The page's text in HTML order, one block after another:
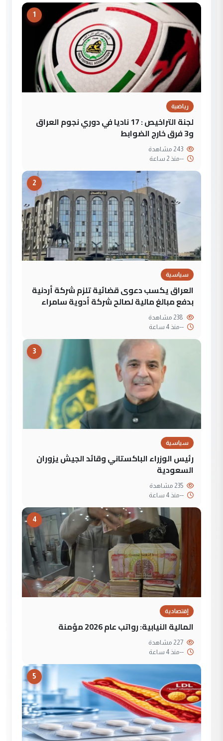
1
رياضية
لجنة التراخيص : 17 ناديا في دوري نجوم العراق
و3 فرق خارج الضوابط
--منذ 2 ساعة
2
سياسية
العراق يكسب دعوى قضائية تلزم شركة أردنية
بدفع مبالغ مالية لصالح شركة أدوية سامراء
--منذ 4 ساعة
3
سياسية
رئيس الوزراء الباكستاني وقائد الجيش يزوران
السعودية
--منذ 4 ساعة
4
إقتصادية
المالية النيابية: رواتب عام 2026 مؤمنة
--منذ 4 ساعة
5